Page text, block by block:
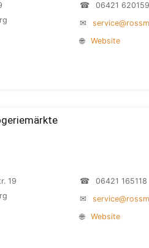
☎
06421 620159
✉
🌐
Website
19
☎
06421 165118
✉
🌐
Website